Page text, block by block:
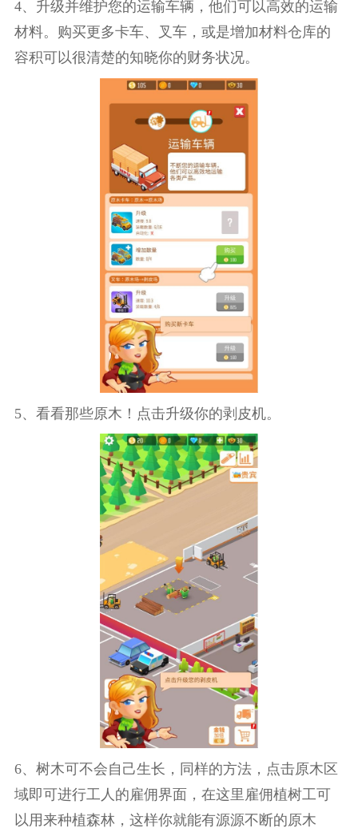
4、升级并维护您的运输车辆，他们可以高效的运输
材料。购买更多卡车、叉车，或是增加材料仓库的
容积可以很清楚的知晓你的财务状况。
5、看看那些原木！点击升级你的剥皮机。
6、树木可不会自己生长，同样的方法，点击原木区
域即可进行工人的雇佣界面，在这里雇佣植树工可
以用来种植森林，这样你就能有源源不断的原木